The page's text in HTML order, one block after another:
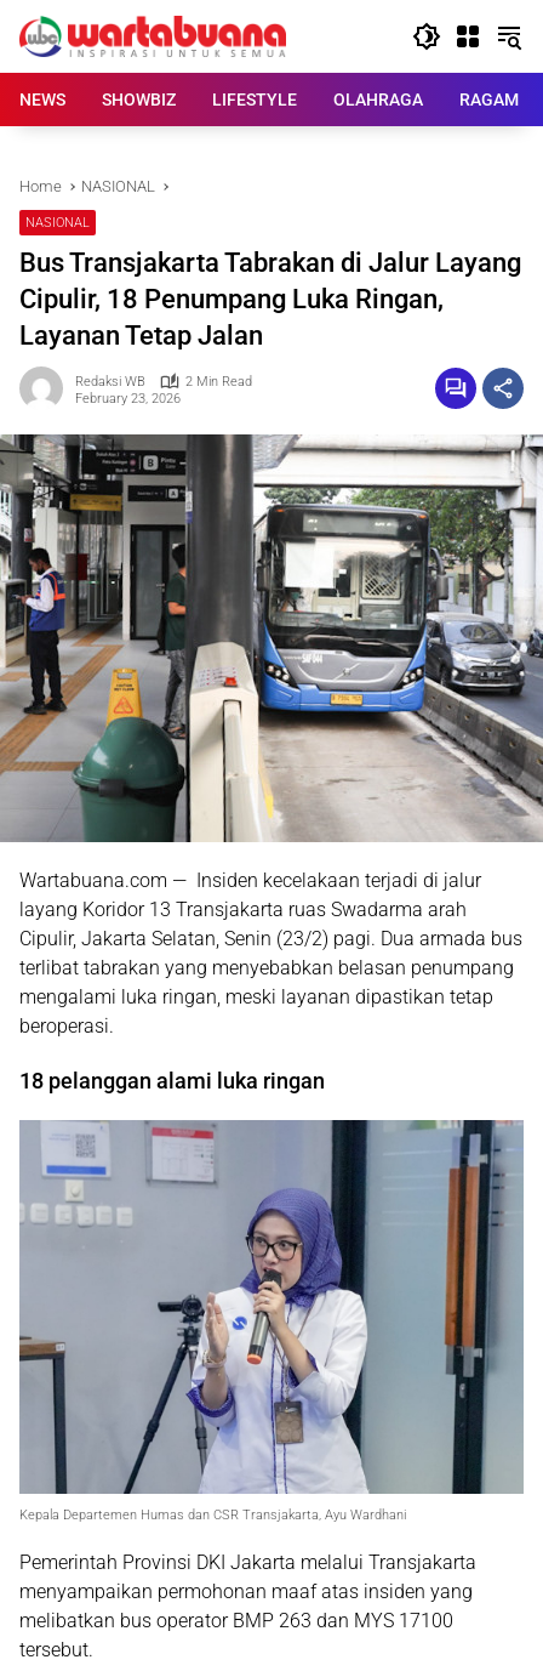
content
NEWS
SHOWBIZ LIFESTYLE OLAHRAGA RAGAM
Home NASIONAL
NASIONAL
Bus Transjakarta Tabrakan di Jalur Layang
Cipulir, 18 Penumpang Luka Ringan,
Layanan Tetap Jalan
Redaksi WB
2 Min Read
February 23, 2026
Wartabuana.com — Insiden kecelakaan terjadi di jalur
layang Koridor 13 Transjakarta ruas Swadarma arah
Cipulir, Jakarta Selatan, Senin (23/2) pagi. Dua armada bus
terlibat tabrakan yang menyebabkan belasan penumpang
mengalami luka ringan, meski layanan dipastikan tetap
beroperasi.
18 pelanggan alami luka ringan
Kepala Departemen Humas dan CSR Transjakarta, Ayu Wardhani
Pemerintah Provinsi DKI Jakarta melalui Transjakarta
menyampaikan permohonan maaf atas insiden yang
melibatkan bus operator BMP 263 dan MYS 17100
tersebut.